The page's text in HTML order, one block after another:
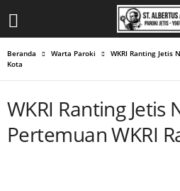
Beranda Warta Paroki
WKRI Ranting Jetis
Kota
WKRI Ranting Jetis
Pertemuan WKRI